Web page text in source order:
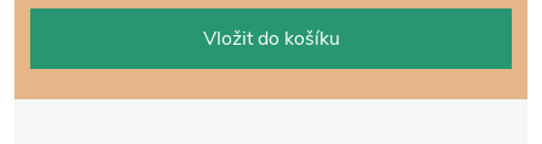
Vložit do košíku